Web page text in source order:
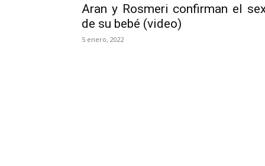
Aran y Rosmeri confirman el
de su bebé (video)
5 enero, 2022